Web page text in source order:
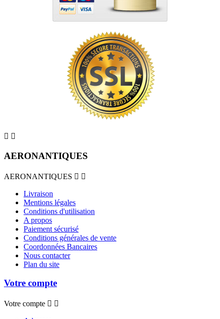
 
AERONANTIQUES
AERONANTIQUES  
Livraison
Mentions légales
Conditions d'utilisation
A propos
Paiement sécurisé
Conditions générales de vente
Coordonnées Bancaires
Nous contacter
Plan du site
Votre compte
Votre compte  